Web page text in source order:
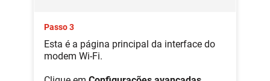
Passo 3
Esta é a página principal da interface do
modem Wi-Fi.